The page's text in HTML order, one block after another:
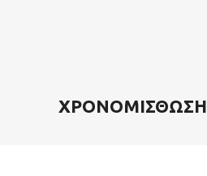
ΧΡΟΝΟΜΊΣΘΩΣΗ